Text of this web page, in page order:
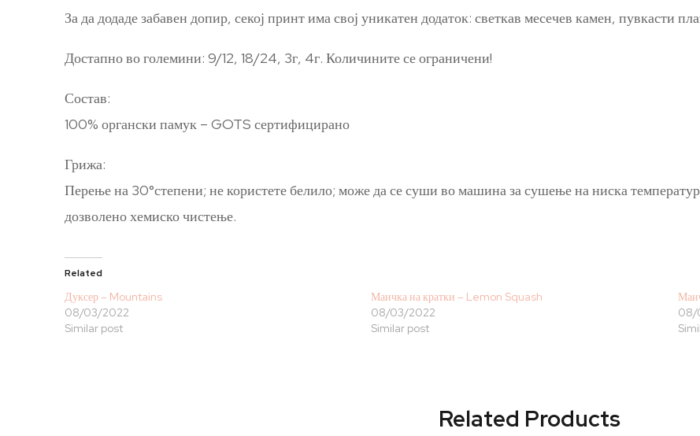
За да додаде забавен допир, секој принт има свој уникатен додаток: светкав месечев камен, пувкасти
Достапно во големини: 9/12, 18/24, 3г, 4г. Количините се ограничени!
Состав:
100% органски памук – GOTS сертифицирано
Грижа:
Перење на 30°степени; не користете белило; може да се суши во машина за сушење на ниска
дозволено хемиско чистење.
Related
Дуксер – Mountains
08/03/2022
Similar post
Маичка на кратки – Lemon Squash
08/03/2022
Similar post
08/
Related Products